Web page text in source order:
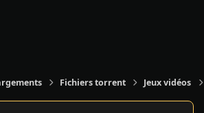
Fichiers torrent Jeux vidéos